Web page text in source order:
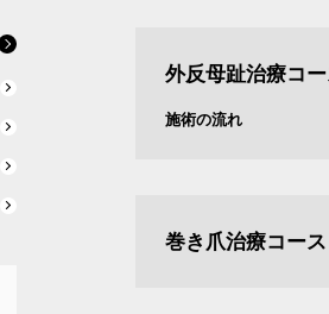
外反母趾治療コ
施術の流れ
巻き爪治療コース